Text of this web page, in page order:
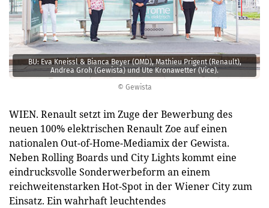
© Gewista
BU: Eva Kneissl & Bianca Beyer (OMD), Mathieu Prigent (Renault),
Andrea Groh (Gewista) und Ute Kronawetter (Vice).
WIEN. Renault setzt im Zuge der Bewerbung des
neuen 100% elektrischen Renault Zoe auf einen
nationalen Out-of-Home-Mediamix der Gewista.
Neben Rolling Boards und City Lights kommt eine
eindrucksvolle Sonderwerbeform an einem
reichweitenstarken Hot-Spot in der Wiener City zum
Einsatz. Ein wahrhaft leuchtendes